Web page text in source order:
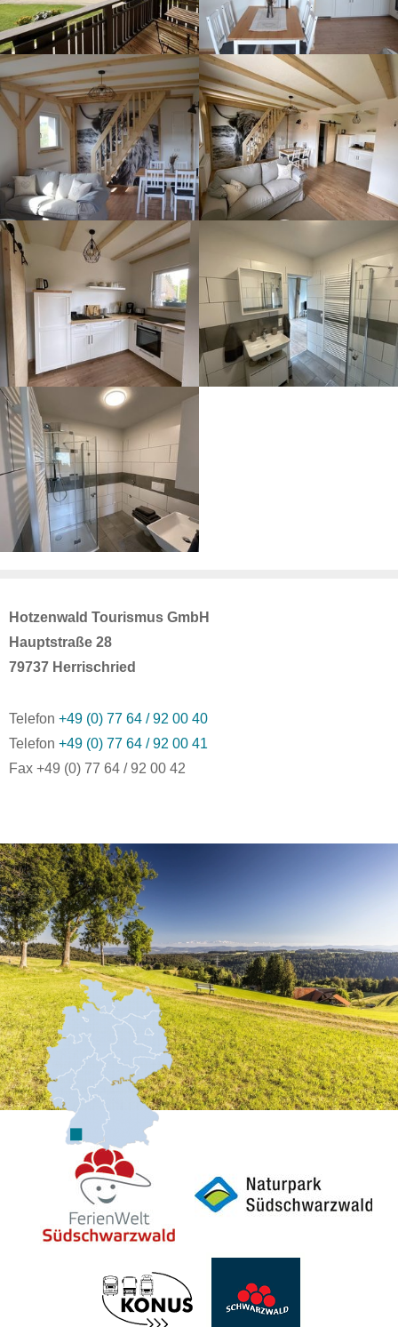
Hotzenwald Tourismus GmbH
Hauptstraße 28
79737 Herrischried
Telefon +49 (0) 77 64 / 92 00 40
Telefon +49 (0) 77 64 / 92 00 41
Fax +49 (0) 77 64 / 92 00 42